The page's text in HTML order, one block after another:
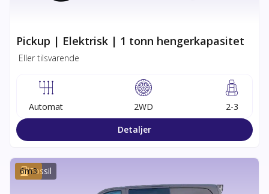
Pickup | Elektrisk | 1 tonn hengerkapasitet
Eller tilsvarende
Automat 2WD
2-3
Detaljer
Fossil
6m3